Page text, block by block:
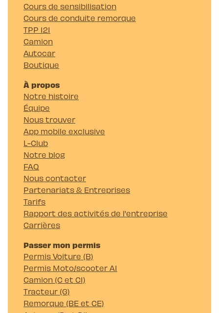
Cours de sensibilisation
Cours de conduite remorque
TPP 121
Camion
Autocar
Boutique
À propos
Notre histoire
Équipe
Nous trouver
App mobile exclusive
L-Club
Notre blog
FAQ
Nous contacter
Partenariats & Entreprises
Tarifs
Rapport des activités de l'entreprise
Carrières
Passer mon permis
Permis Voiture (B)
Permis Moto/scooter A1
Camion (C et C1)
Tracteur (G)
Remorque (BE et CE)